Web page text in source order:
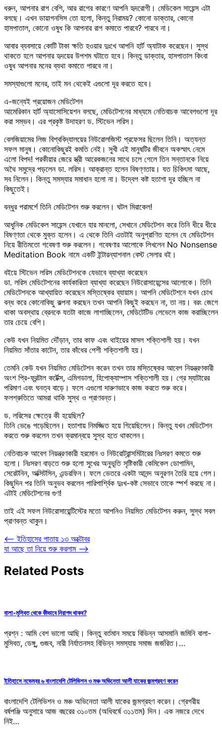
ধরুন, আপনার রাগ বেশি, আর রাগের কারণে আপনি হৃদরোগী। মেডিকেল সায়েন্স এটা
বলছে। এখন ডায়াগনসিস তো হলো, কিন্তু নিরাময়? কোনো ডাক্তার, কোনো
হাসপাতাল, কোনো ওষুধ কি আপনার রাগ কমাতে পারবে? পারবে না।
আবার ব্যবসায়ে কোটি টাকা ক্ষতি হওয়ার দুঃখে আপনি হার্ট অ্যাটাক করেছেন। সুস্থ
থাকতে হলে আপনার হৃদয়ের উপশম ঘটাতে হবে। কিন্তু ডাক্তার, হাসপাতাল কিংবা
ওষুধ আপনার মনের ব্যথা কমাতে পারবে না।
সমস্যাগুলো মনের, তাই মন থেকেই এগুলো দূর করতে হবে।
এ-জন্যেই প্রয়োজন মেডিটেশন
আমেরিকান হার্ট অ্যাসোসিয়েশন বলছে, মেডিটেশনের মাধ্যমে নেতিবাচক আবেগগুলো দূর
করা সম্ভব। এর প্রকৃষ্ট উদাহরণ ড. স্টিভেন লরিস।
বেলজিয়ামের লিজ বিশ্ববিদ্যালয়ের নিউরোলজিস্ট প্রফেসর ছিলেন তিনি। অত্যন্ত
সফল মানুষ। কোনোকিছুরই কমতি নেই। সুখী এই মানুষটির জীবনে অকস্মাৎ নেমে
এলো বিপদ! পরকীয়ার জেরে স্ত্রী আরেকজনের সাথে চলে গেলে তিন সন্তানকে নিয়ে
অথৈ সমুদ্রে পড়লেন ডা. লরিস। আক্রান্ত হলেন বিষণ্ণতায়। যত চিকিৎসা আছে,
সব নিলেন। কিন্তু সমস্যার সমাধান হলো না। উদ্বেগ কষ্ট হতাশা দূর হচ্ছিল না
কিছুতেই।
বন্ধুর পরামর্শে তিনি মেডিটেশন শুরু করলেন। ঘটল মিরাকেল!
আধুনিক মেডিকেল সায়েন্স যেখানে হার মানলো, সেখানে মেডিটেশন করে তিনি ধীরে ধীরে
বিষণ্ণতা থেকে মুক্ত হলেন। এ থেকে তিনি এতটাই অনুপ্রাণিত হলেন যে মেডিটেশন
নিয়ে রীতিমতো গবেষণা শুরু করলেন। গবেষণার আলোকে লিখলেন No Nonsense
Meditation Book নামে একটি ইন্টারন্যাশনাল বেস্ট সেলার বই।
বইয়ে স্টিভেন লরিস মেডিটেশনকে যেভাবে ব্যাখ্যা করেছেন
ডা. লরিস মেডিটেশনের কার্যকারিতা ব্যাখ্যা করেছেন নিউরোসায়েন্সের আলোকে। তিনি
মেডিটেশনকে আখ্যায়িত করেছেন মস্তিষ্কের ব্যায়াম। আপনি মেডিটেশনে যখন চোখ
বন্ধ করে কোনোকিছু কল্পনা করছেন তখন আপনি কিছুই করছেন না, তা নয়। বরং জেগে
থাকা অবস্থায় ব্রেনকে যতটা কাজে লাগাচ্ছিলেন, মেডিটেটিভ লেভেলে কাজ করাচ্ছিলেন
তার চেয়ে বেশি।
কেউ যখন নিয়মিত দৌঁড়ান, তার কাফ এবং থাইয়ের মাসল শক্তিশালী হয়। যখন
নিয়মিত সাঁতার কাটেন, তার কাঁধের পেশী শক্তিশালী হয়।
তেমনি কেউ যখন নিয়মিত মেডিটেশন করেন তখন তার মস্তিষ্কের আবেগ নিয়ন্ত্রণকারী
অংশ প্রি-ফ্রন্টাল কর্টেক্স, এমিগডালা, হিপোক্যাম্পাস শক্তিশালী হয়। গ্রে ম্যাটারের
পরিমাণ এবং ঘনত্ব বাড়ে। ফলে এগুলো দারুণভাবে কাজ করতে শুরু করে।
ফলশ্রুতিতে আমরা থাকি সুস্থ ও প্রাণবন্ত।
ড. লরিসের ক্ষেত্রে কী হয়েছিল?
তিনি ভেঙে পড়েছিলেন। হতাশায় নিমজ্জিত হয়ে গিয়েছিলেন। কিন্তু যখন মেডিটেশন
করতে শুরু করলেন তখন ক্রমান্বয়ে সুস্থ হতে থাকলেন।
নেতিবাচক আবেগ নিয়ন্ত্রণকারী হরমোন ও নিউরোট্রান্সমিটারের নিঃসরণ কমতে শুরু
হলো। নিঃসরণ বাড়তে শুরু হলো সুখের অনুভূতি সৃষ্টিকারী কেমিকেল ডোপামিন,
সেরেটনিন, অক্সিটসিন, এন্ডরফিন। ফলে ভেতরে একটা আনন্দ অনুরণন তৈরি হয়ে গেল।
কিছুদিন পর তিনি অনুভব করলেন পারিপার্শ্বিক দুঃখ-কষ্ট সেভাবে তাকে স্পর্শ করছে না।
এটাই মেডিটেশনের গুণ!
তাই এই সফল নিউরোসায়েন্টিস্টের মতো আপনিও নিয়মিত মেডিটেশন করুন, সুস্থ সবল
প্রাণবন্ত থাকুন।
Post
navigation
⟵ ইতিহাসের পাতায় ১৩ অক্টোবর
যা আছে তা নিয়ে শুরু করলাম ⟶
Related Posts
বালা-মুসিবত থেকে কীভাবে নিরাপদ থাকব?
প্রশ্ন : আমি বেশ ভালো আছি। কিন্তু বর্তমান সময়ে বিভিন্ন আসমানি জমিনি বালা-
মুসিবত, ডেঙ্গু, গুজব, নারী নির্যাতনসহ বিভিন্ন সমস্যায় সমাজ জর্জরিত।…
ইতিহাসে নভেম্বর ৬ বাংলাদেশি টেলিভিশন ও মঞ্চ অভিনেতা আলী যাকের জন্মগ্রহণ করেন
বাংলাদেশি টেলিভিশন ও মঞ্চ অভিনেতা আলী যাকের জন্মগ্রহণ করেন। গ্রেগরীয়
বর্ষপঞ্জি অনুসারে আজ বছরের ৩১০তম (অধিবর্ষে ৩১১তম) দিন। এক নজরে দেখে
নিই…